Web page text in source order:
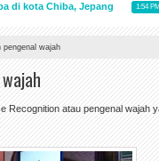
kota Chiba, Jepang 1:54 PM
pengenal wajah
Recognition atau pengenal wajah